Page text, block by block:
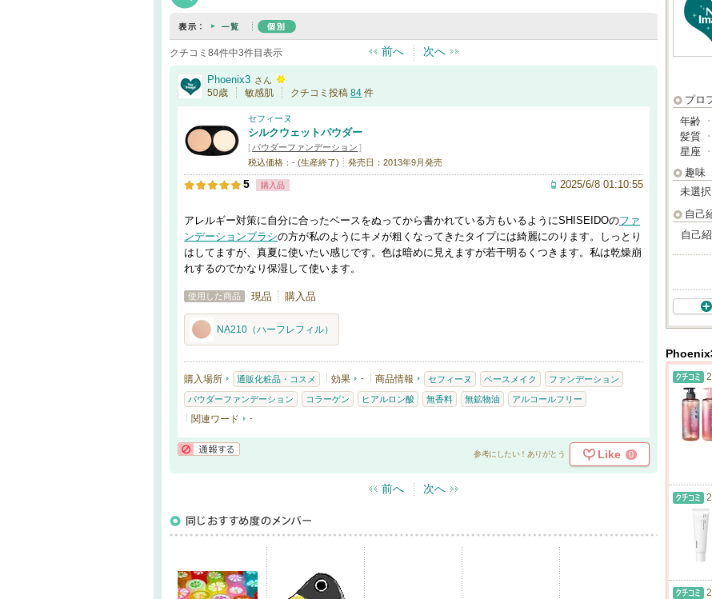
クチコミ84件中3件目表示 前へ 次へ
Phoenix3 さん
50歳 敏感肌 クチコミ投稿 84 件
セフィーヌ
シルクウェットパウダー
[ パウダーファンデーション ]
税込価格：- (生産終了)
発売日：2013年9月発売
5 購入品 2025/6/8 01:10:55
アレルギー対策に自分に合ったベースをぬってから書かれている方もいるようにSHISEIDOのファ
ンデーションブラシの方が私のようにキメが粗くなってきたタイプには綺麗にのります。しっとり
はしてますが、真夏に使いたい感じです。色は暗めに見えますが若干明るくつきます。私は乾燥崩
れするのでかなり保湿して使います。
使用した商品 現品 購入品
NA210（ハーフレフィル）
購入場所 通販化粧品・コスメ 効果 - 商品情報 セフィーヌ ベースメイク ファンデーション
パウダーファンデーション コラーゲン ヒアルロン酸 無香料 無鉱物油 アルコールフリー
関連ワード -
参考にしたい！ありがとう Like 0
前へ 次へ
プロ
年齢
髪質
星座
趣味
未選択
自己
自己